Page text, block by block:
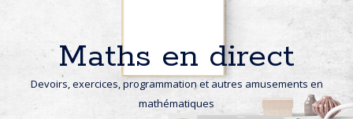
Maths en direct
Devoirs, exercices, programmation et autres amusements en
mathématiques